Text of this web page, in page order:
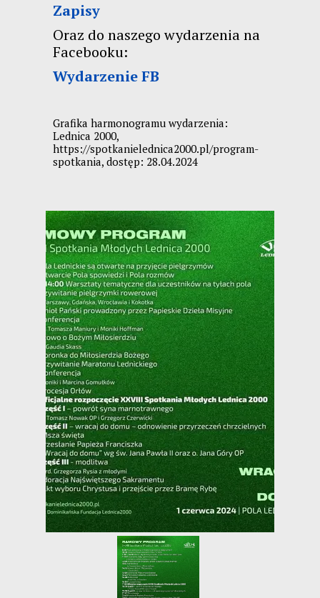
Zapisy
Oraz do naszego wydarzenia na
Facebooku:
Wydarzenie FB
Grafika harmonogramu wydarzenia:
Lednica 2000,
https://spotkanielednica2000.pl/program-
spotkania, dostęp: 28.04.2024